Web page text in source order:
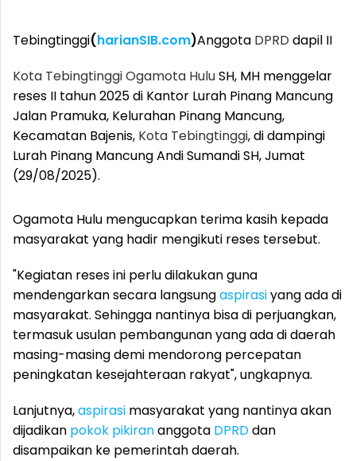
Tebingtinggi(harianSIB.com)Anggota DPRD dapil II
Kota TebingtinggiOgamota HuluSH, MH menggelar
reses II tahun 2025 di Kantor Lurah Pinang Mancung
Jalan Pramuka, Kelurahan Pinang Mancung,
Kecamatan Bajenis, Kota Tebingtinggi, di dampingi
Lurah Pinang Mancung Andi Sumandi SH, Jumat
(29/08/2025).
Ogamota Hulu mengucapkan terima kasih kepada
masyarakat yang hadir mengikuti reses tersebut.
"Kegiatan reses ini perlu dilakukan guna
mendengarkan secara langsungaspirasiyang ada di
masyarakat. Sehingga nantinya bisa di perjuangkan,
termasuk usulan pembangunan yang ada di daerah
masing-masing demi mendorong percepatan
peningkatan kesejahteraan rakyat", ungkapnya.
Lanjutnya,aspirasi masyarakat yang nantinya akan
dijadikan pokok pikirananggota DPRDdan
disampaikan ke pemerintah daerah.